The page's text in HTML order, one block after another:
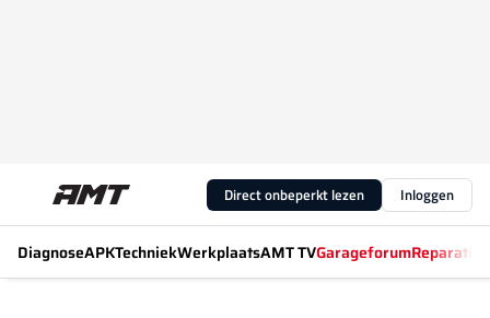
Direct onbeperkt lezen Inloggen
DiagnoseAPKTechniekWerkplaatsAMT TVGarageforum